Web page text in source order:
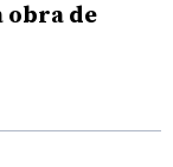
obra de